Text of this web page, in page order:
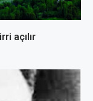
açılır